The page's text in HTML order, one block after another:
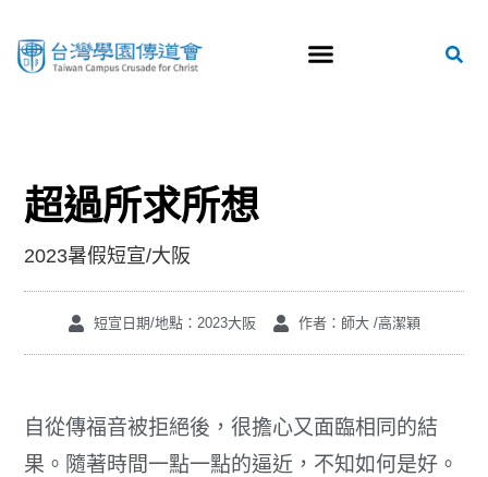
超過所求所想
2023暑假短宣/大阪
短宣日期/地點：2023大阪 作者：師大 /高潔穎
自從傳福音被拒絕後，很擔心又面臨相同的結
果。隨著時間一點一點的逼近，不知如何是好。